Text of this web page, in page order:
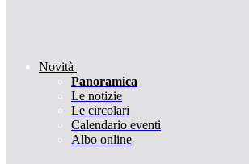
Novità
Panoramica
Le notizie
Le circolari
Calendario eventi
Albo online